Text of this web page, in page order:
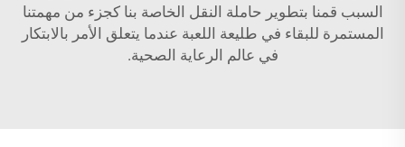
السبب قمنا بتطوير حاملة النقل الخاصة بنا كجزء من مهمتنا
المستمرة للبقاء في طليعة اللعبة عندما يتعلق الأمر بالابتكار
في عالم الرعاية الصحية.